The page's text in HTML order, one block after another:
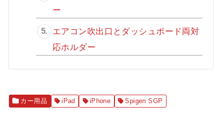
ー
エアコン吹出口とダッシュボード両対
応ホルダー
カー用品 iPad iPhone Spigen SGP